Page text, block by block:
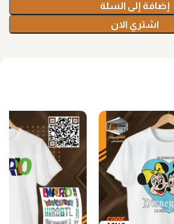
إضافة إلى السلة
اشتري الان